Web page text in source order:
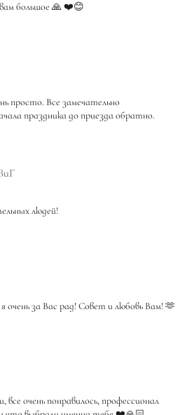
большое 🙏 ❤️😊
просто. Все замечательно
праздника до приезда обратно.
людей!
очень за Вас рад! Совет и любовь Вам! 🫶
очень понравилось, профессионал